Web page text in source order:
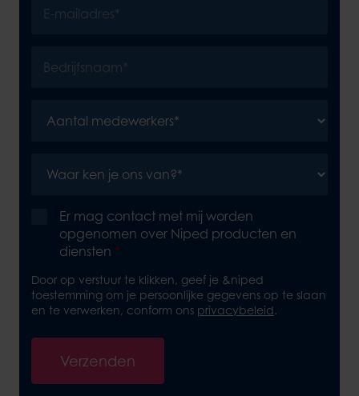
Er mag contact met mij worden
opgenomen over Niped producten en
diensten *
Door op verstuur te klikken, geef je &niped
toestemming om je persoonlijke gegevens op te slaan
en te verwerken, conform ons privacybeleid.
Verzenden